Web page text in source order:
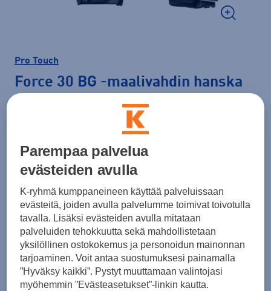
Pro Touch
Force 30 BG -maalivahdin hanska
4 5 6 7 8
Lisää ostoskoriin
Parempaa palvelua
evästeiden avulla
K-ryhmä kumppaneineen käyttää palveluissaan
evästeitä, joiden avulla palvelumme toimivat toivotulla
tavalla. Lisäksi evästeiden avulla mitataan
palveluiden tehokkuutta sekä mahdollistetaan
yksilöllinen ostokokemus ja personoidun mainonnan
tarjoaminen. Voit antaa suostumuksesi painamalla
”Hyväksy kaikki”. Pystyt muuttamaan valintojasi
myöhemmin ”Evästeasetukset”-linkin kautta.